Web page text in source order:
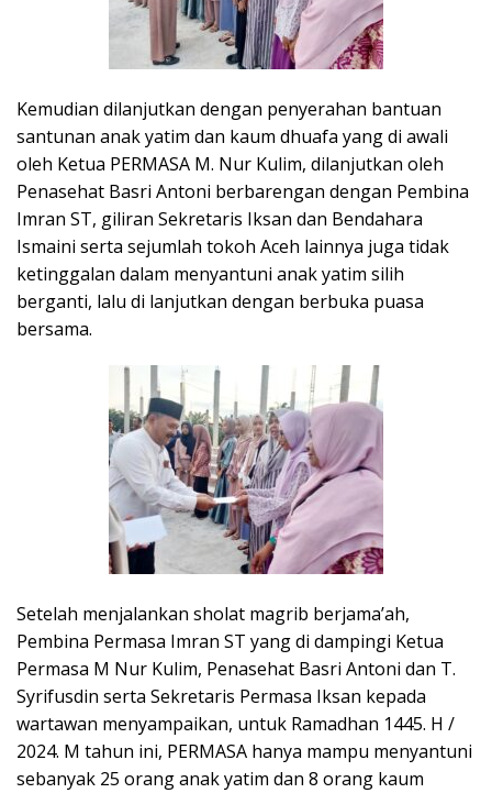
Kemudian dilanjutkan dengan penyerahan bantuan
santunan anak yatim dan kaum dhuafa yang di awali
oleh Ketua PERMASA M. Nur Kulim, dilanjutkan oleh
Penasehat Basri Antoni berbarengan dengan Pembina
Imran ST, giliran Sekretaris Iksan dan Bendahara
Ismaini serta sejumlah tokoh Aceh lainnya juga tidak
ketinggalan dalam menyantuni anak yatim silih
berganti, lalu di lanjutkan dengan berbuka puasa
bersama.
Setelah menjalankan sholat magrib berjama’ah,
Pembina Permasa Imran ST yang di dampingi Ketua
Permasa M Nur Kulim, Penasehat Basri Antoni dan T.
Syrifusdin serta Sekretaris Permasa Iksan kepada
wartawan menyampaikan, untuk Ramadhan 1445. H /
2024. M tahun ini, PERMASA hanya mampu menyantuni
sebanyak 25 orang anak yatim dan 8 orang kaum